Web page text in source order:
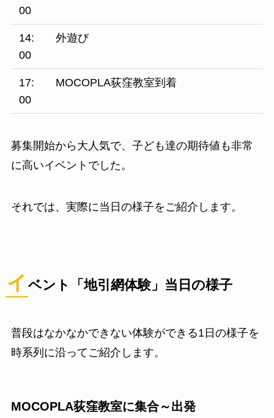
00
14:
00
外遊び
17:
00
MOCOPLA荻窪教室到着
募集開始から大人気で、子ども達の期待値も非常
に高いイベントでした。
それでは、実際に当日の様子をご紹介します。
イ ベント「地引網体験」当日の様子
普段はなかなかできない体験ができる1日の様子を
時系列に沿ってご紹介します。
MOCOPLA荻窪教室に集合～出発